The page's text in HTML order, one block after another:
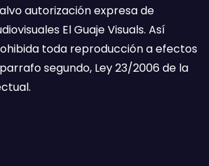
autorización expresa de
El Guaje Visuals. Así
toda reproducción a efectos
segundo, Ley 23/2006 de la